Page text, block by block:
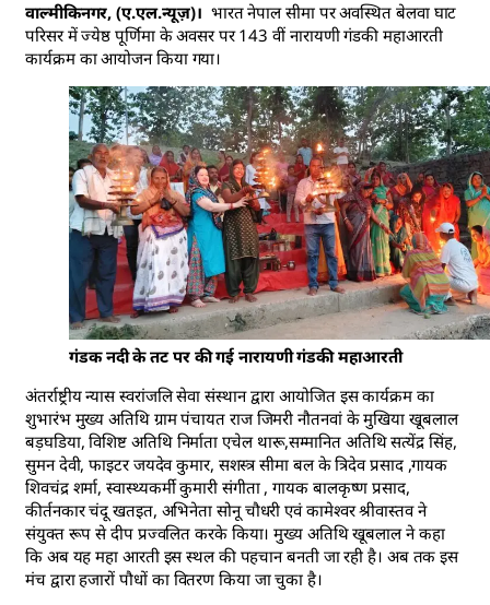
वाल्मीकिनगर, (ए.एल.न्यूज़)। भारत नेपाल सीमा पर अवस्थित बेलवा घाट
परिसर में ज्येष्ठ पूर्णिमा के अवसर पर 143 वीं नारायणी गंडकी महाआरती
कार्यक्रम का आयोजन किया गया।
गंडक नदी के तट पर की गई नारायणी गंडकी महाआरती
अंतर्राष्ट्रीय न्यास स्वरांजलि सेवा संस्थान द्वारा आयोजित इस कार्यक्रम का
शुभारंभ मुख्य अतिथि ग्राम पंचायत राज जिमरी नौतनवां के मुखिया खूबलाल
बड़घडिया, विशिष्ट अतिथि निर्माता एचेल थारू,सम्मानित अतिथि सत्येंद्र सिंह,
सुमन देवी, फाइटर जयदेव कुमार, सशस्त्र सीमा बल के त्रिदेव प्रसाद ,गायक
शिवचंद्र शर्मा, स्वास्थ्यकर्मी कुमारी संगीता , गायक बालकृष्ण प्रसाद,
कीर्तनकार चंदू खतइत, अभिनेता सोनू चौधरी एवं कामेश्वर श्रीवास्तव ने
संयुक्त रूप से दीप प्रज्वलित करके किया। मुख्य अतिथि खूबलाल ने कहा
कि अब यह महा आरती इस स्थल की पहचान बनती जा रही है। अब तक इस
मंच द्वारा हजारों पौधों का वितरण किया जा चुका है।